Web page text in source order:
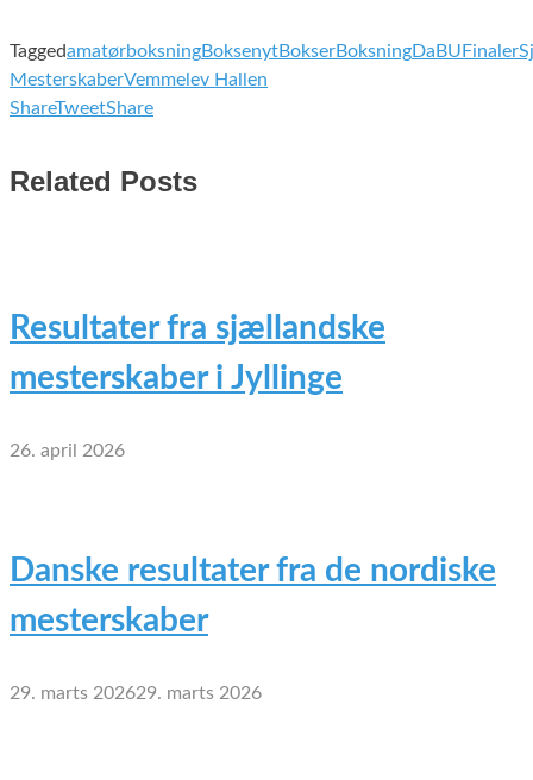
TaggedamatørboksningBoksenytBokserBoksningDaBU Finaler
MesterskaberVemmelev Hallen
ShareTweetShare
Related Posts
Resultater fra sjællandske
mesterskaber i Jyllinge
26. april 2026
Danske resultater fra de nordiske
mesterskaber
29. marts 202629. marts 2026